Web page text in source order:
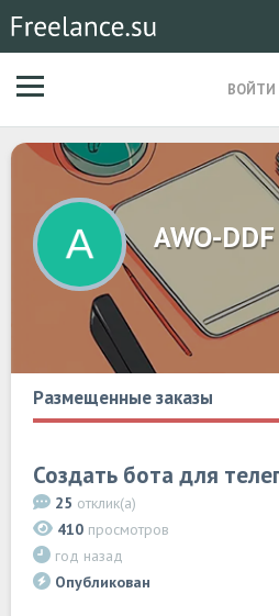
ВОЙТИ
ЗАКАЗЫ
МАГАЗИН УСЛУГ
СПЕЦИАЛИСТЫ
СТАРТАПЫ
ПОСТЫ
AWO-DDF
Размещенные заказы
Создать бота для
25 отклик(а)
410 просмотров
год назад
Опубликован